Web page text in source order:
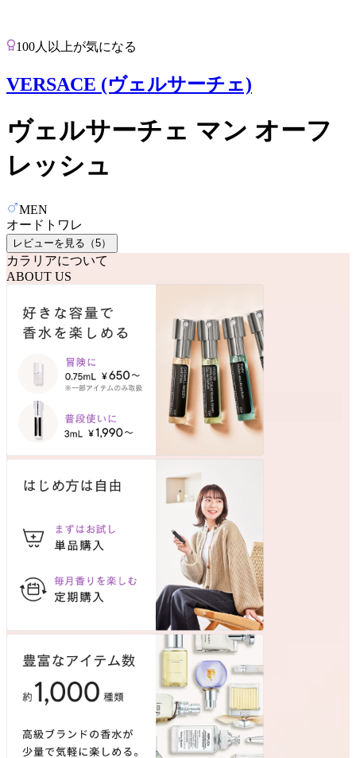
100人以上が気になる
VERSACE (ヴェルサーチェ)
ヴェルサーチェ マン オーフ
レッシュ
MEN
オードトワレ
レビューを見る（5）
カラリアについて
ABOUT US